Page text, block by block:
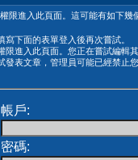
限進入此頁面。這可能有如下幾
寫下面的表單登入後再次嘗試。
限進入此頁面。您正在嘗試編輯
發表文章，管理員可能已經禁止
帳戶:
密碼: